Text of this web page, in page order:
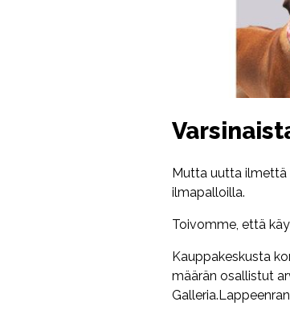
Mutta uutta ilmettä
ilmapalloilla.
Toivomme, että
Kauppakeskusta
määrän osallistut